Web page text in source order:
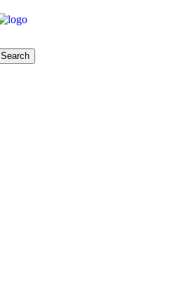
Search